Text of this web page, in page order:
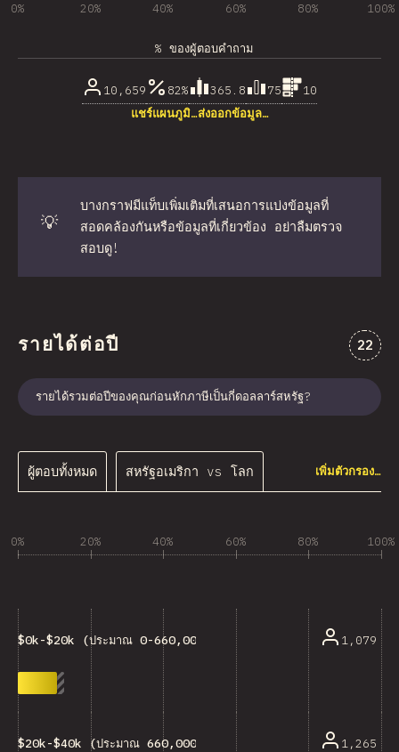
0% 20% 40% 60% 80% 100%
% ของผู้ตอบคำถาม
10,659 82% 365.8 75
10
แชร์แผนภูมิ…ส่งออกข้อมูล…
💡
บางกราฟมีแท็บเพิ่มเติมที่เสนอการแบ่งข้อมูลที่
สอดคล้องกันหรือข้อมูลที่เกี่ยวข้อง อย่าลืมตรวจ
สอบดู!
รายได้ต่อปี ความ
22
รายได้รวมต่อปีของคุณก่อนหักภาษีเป็นกี่ดอลลาร์สหรัฐ?
ผู้ตอบทั้งหมด สหรัฐอเมริกา vs โลก เพิ่มตัวกรอง…
0% 20% 40% 60% 80% 100%
$0k-$20k (ประมาณ 0-660,000 บาท) 1,079
$20k-$40k (ประมาณ 660,000-1,300,000 บาท) 1,265